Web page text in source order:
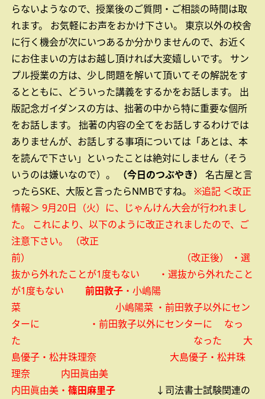
らないようなので、授業後のご質問・ご相談の時間は取
れます。
お気軽にお声をおかけ下さい。
東京以外の校舎
に行く機会が次にいつあるか分かりませんので、お近く
にお住まいの方はお越し頂ければ大変嬉しいです。
サン
プル授業の方は、少し問題を解いて頂いてその解説をす
るとともに、どういった講義をするかをお話します。
出
版記念ガイダンスの方は、拙著の中から特に重要な個所
をお話します。
拙著の内容の全てをお話しするわけでは
ありませんが、お話しする事項については「あとは、本
を読んで下さい」といったことは絶対にしません（そう
いうのは嫌いなので）。
（今日のつぶやき）
名古屋と言
ったらSKE、大阪と言ったらNMBですね。
※追記 ＜改正
情報＞ 9月20日（火）に、じゃんけん大会が行われまし
た。
これにより、以下のように改正されましたので、ご
注意下さい。
（改正
前） （改正後）
・選
抜から外れたことが1度もない ・選抜から外れたこと
が1度もない
前田敦子 ・小嶋陽
菜 小嶋陽菜 ・前田敦子以外にセン
ターに ・前田敦子以外にセンターに なっ
た なった 大
島優子・松井珠理奈 大島優子・松井珠
理奈
内田眞由美
内田眞由美・ 篠田麻里子
↓司法書士試験関連の